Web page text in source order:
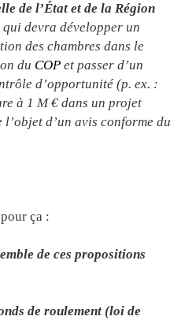
de l’État et de la Région
devra développer un
des chambres dans le
du COP et passer d’un
d’opportunité (p. ex. :
à 1 M € dans un projet
d’un avis conforme du
ça :
de ces propositions
de roulement (loi de